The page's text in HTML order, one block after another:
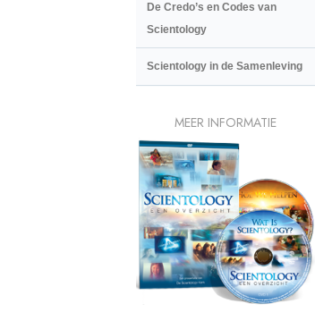
De Credo’s en Codes van
Scientology
Scientology in de Samenleving
MEER INFORMATIE